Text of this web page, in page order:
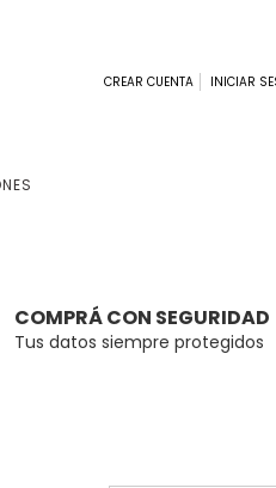
CREAR CUENTA INICIAR
COMPRÁ CON SEGURIDAD
Tus datos siempre protegidos